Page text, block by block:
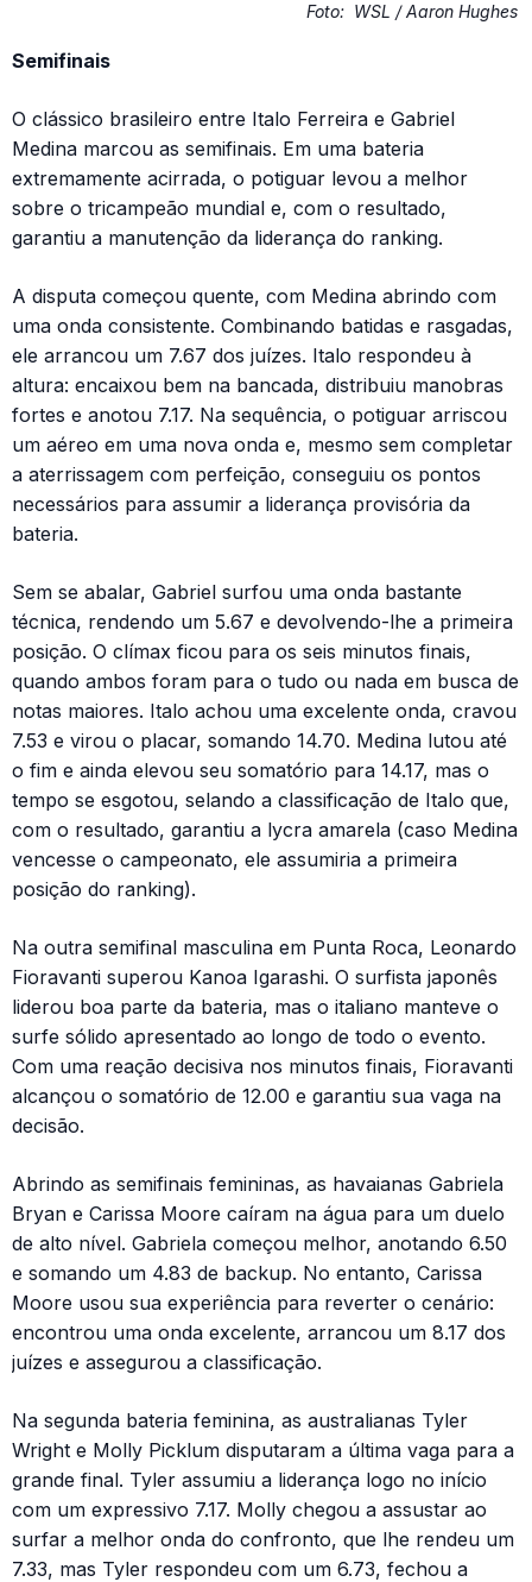
Foto: WSL / Aaron Hughes
Semifinais
O clássico brasileiro entre Italo Ferreira e Gabriel
Medina marcou as semifinais. Em uma bateria
extremamente acirrada, o potiguar levou a melhor
sobre o tricampeão mundial e, com o resultado,
garantiu a manutenção da liderança do ranking.
A disputa começou quente, com Medina abrindo com
uma onda consistente. Combinando batidas e rasgadas,
ele arrancou um 7.67 dos juízes. Italo respondeu à
altura: encaixou bem na bancada, distribuiu manobras
fortes e anotou 7.17. Na sequência, o potiguar arriscou
um aéreo em uma nova onda e, mesmo sem completar
a aterrissagem com perfeição, conseguiu os pontos
necessários para assumir a liderança provisória da
bateria.
Sem se abalar, Gabriel surfou uma onda bastante
técnica, rendendo um 5.67 e devolvendo-lhe a primeira
posição. O clímax ficou para os seis minutos finais,
quando ambos foram para o tudo ou nada em busca de
notas maiores. Italo achou uma excelente onda, cravou
7.53 e virou o placar, somando 14.70. Medina lutou até
o fim e ainda elevou seu somatório para 14.17, mas o
tempo se esgotou, selando a classificação de Italo que,
com o resultado, garantiu a lycra amarela (caso Medina
vencesse o campeonato, ele assumiria a primeira
posição do ranking).
Na outra semifinal masculina em Punta Roca, Leonardo
Fioravanti superou Kanoa Igarashi. O surfista japonês
liderou boa parte da bateria, mas o italiano manteve o
surfe sólido apresentado ao longo de todo o evento.
Com uma reação decisiva nos minutos finais, Fioravanti
alcançou o somatório de 12.00 e garantiu sua vaga na
decisão.
Abrindo as semifinais femininas, as havaianas Gabriela
Bryan e Carissa Moore caíram na água para um duelo
de alto nível. Gabriela começou melhor, anotando 6.50
e somando um 4.83 de backup. No entanto, Carissa
Moore usou sua experiência para reverter o cenário:
encontrou uma onda excelente, arrancou um 8.17 dos
juízes e assegurou a classificação.
Na segunda bateria feminina, as australianas Tyler
Wright e Molly Picklum disputaram a última vaga para a
grande final. Tyler assumiu a liderança logo no início
com um expressivo 7.17. Molly chegou a assustar ao
surfar a melhor onda do confronto, que lhe rendeu um
7.33, mas Tyler respondeu com um 6.73, fechou a